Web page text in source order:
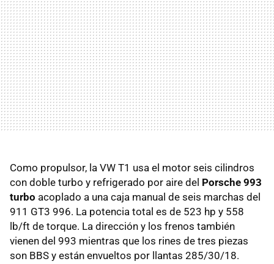
Como propulsor, la VW T1 usa el motor seis cilindros
con doble turbo y refrigerado por aire del Porsche 993
turbo acoplado a una caja manual de seis marchas del
911 GT3 996. La potencia total es de 523 hp y 558
lb/ft de torque. La dirección y los frenos también
vienen del 993 mientras que los rines de tres piezas
son BBS y están envueltos por llantas 285/30/18.